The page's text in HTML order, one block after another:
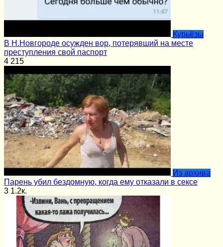
Курьёзы
В Н.Новгороде осужден вор, потерявший на месте
преступления свой паспорт
4 215
Из архива
Парень убил бездомную, когда ему отказали в сексе
3 1.2к.